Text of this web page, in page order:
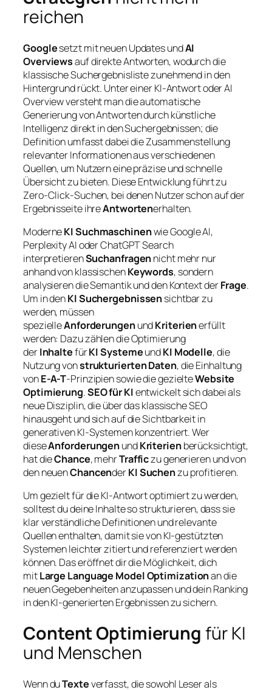
reichen
Googlesetzt mit neuen Updates undAI
Overviewsauf direkte Antworten, wodurch die
klassische Suchergebnisliste zunehmend in den
Hintergrund rückt. Unter einer KI-Antwort oder AI
Overview versteht man die automatische
Generierung von Antworten durch künstliche
Intelligenz direkt in den Suchergebnissen; die
Definition umfasst dabei die Zusammenstellung
relevanter Informationen aus verschiedenen
Quellen, um Nutzern eine präzise und schnelle
Übersicht zu bieten. Diese Entwicklung führt zu
Zero-Click-Suchen, bei denen Nutzer schon auf der
Ergebnisseite ihreAntwortenerhalten.
ModerneKI Suchmaschinenwie Google AI,
Perplexity AI oder ChatGPT Search
interpretierenSuchanfragennicht mehr nur
anhand von klassischenKeywords, sondern
analysieren die Semantik und den Kontext derFrage.
Um in denKI Suchergebnissensichtbar zu
werden, müssen
spezielleAnforderungenundKriterienerfüllt
werden: Dazu zählen die Optimierung
derInhaltefürKI SystemeundKI Modelle, die
Nutzung vonstrukturierten Daten, die Einhaltung
vonE-A-T-Prinzipien sowie die gezielteWebsite
Optimierung.SEO für KIentwickelt sich dabei als
neue Disziplin, die über das klassische SEO
hinausgeht und sich auf die Sichtbarkeit in
generativen KI-Systemen konzentriert. Wer
dieseAnforderungenundKriterienberücksichtigt,
hat dieChance, mehrTrafficzu generieren und von
den neuenChancenderKI Suchenzu profitieren.
Um gezielt für die KI-Antwort optimiert zu werden,
solltest du deine Inhalte so strukturieren, dass sie
klar verständliche Definitionen und relevante
Quellen enthalten, damit sie von KI-gestützten
Systemen leichter zitiert und referenziert werden
können. Das eröffnet dir die Möglichkeit, dich
mitLarge Language Model Optimizationan die
neuen Gegebenheiten anzupassen und dein Ranking
in den KI-generierten Ergebnissen zu sichern.
Content Optimierung für KI
und Menschen
Wenn duTexteverfasst, die sowohl Leser als